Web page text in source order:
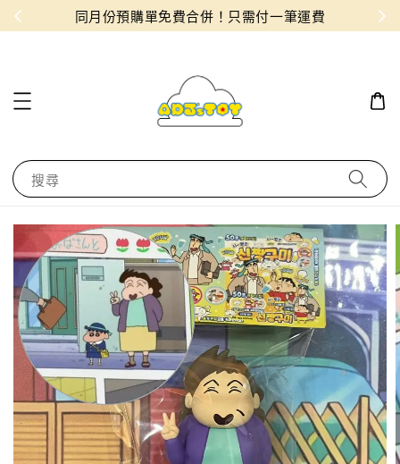
！ 同月份預購單免費合併！只需付一筆運費
搜尋